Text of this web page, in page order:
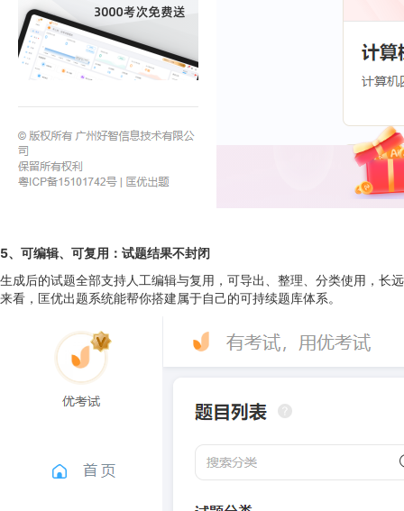
5、 可编辑、可复用：试题结果不封闭
生成后的试题全部支持人工编辑与复用，可导出、整理、分类使用，长远
来看，匡优出题系统能帮你搭建属于自己的可持续题库体系。